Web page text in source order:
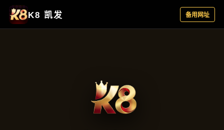
行业资讯
首页 行业资讯